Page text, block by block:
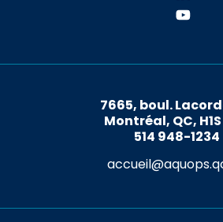
7665, boul.
Montréal, QC,
514 948-1234